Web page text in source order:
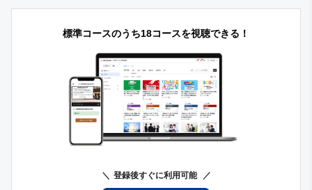
標準コースのうち18コースを視聴できる！
登録後すぐに利用可能